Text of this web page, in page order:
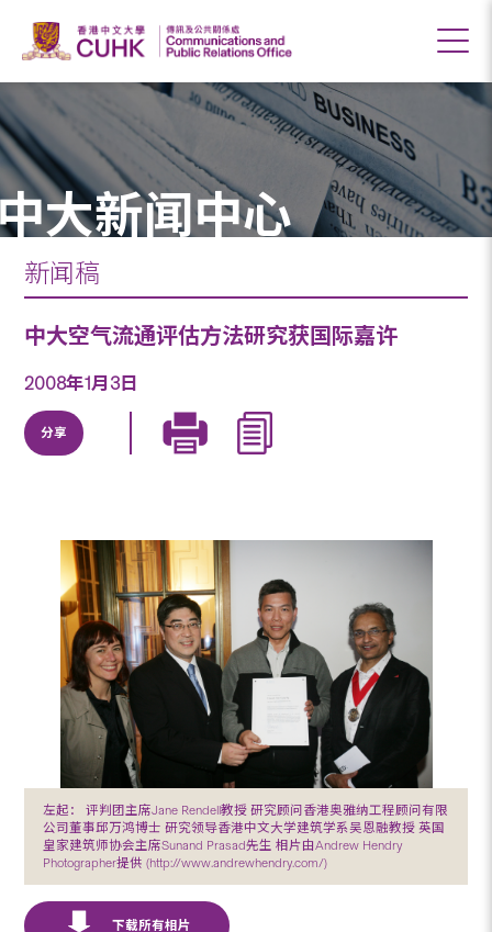
大新闻中心
新闻稿
中大空气流通评估方法研究获国际嘉许
2008年1月3日
分享
左起： 评判团主席Jane Rendell教授 研究顾问香港奥雅纳工程顾问有限
公司董事邱万鸿博士 研究领导香港中文大学建筑学系吴恩融教授 英国
皇家建筑师协会主席Sunand Prasad先生 相片由Andrew Hendry
Photographer提供 (http://www.andrewhendry.com/)